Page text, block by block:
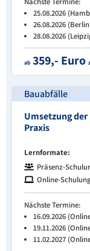
25.08.2026
26.08.2026
28.08.2026
ab 359,- Euro
Bauabfälle
Umsetzung
Praxis
Lernformate:
Präsenz-
Online-
Nächste Termine:
16.09.2026
19.11.2026
11.02.2027